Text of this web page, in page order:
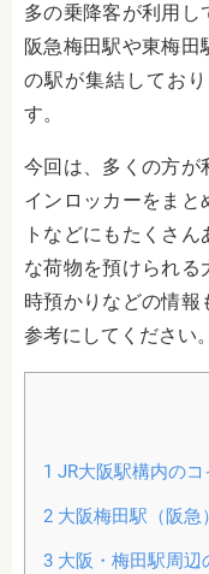
多の乗降客が利用し
阪急梅田駅や東梅
の駅が集結してお
す。
今回は、多くの方が
インロッカーをまと
トなどにもたくさ
な荷物を預けられる
時預かりなどの情報
参考にしてください。
1 JR大阪駅構内の
2大阪梅田駅（阪急
3大阪・梅田駅周辺